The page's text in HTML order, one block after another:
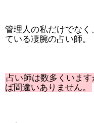
管理人の私だけでな
ている凄腕の占い師。
占い師は数多くいま
ば間違いありません。